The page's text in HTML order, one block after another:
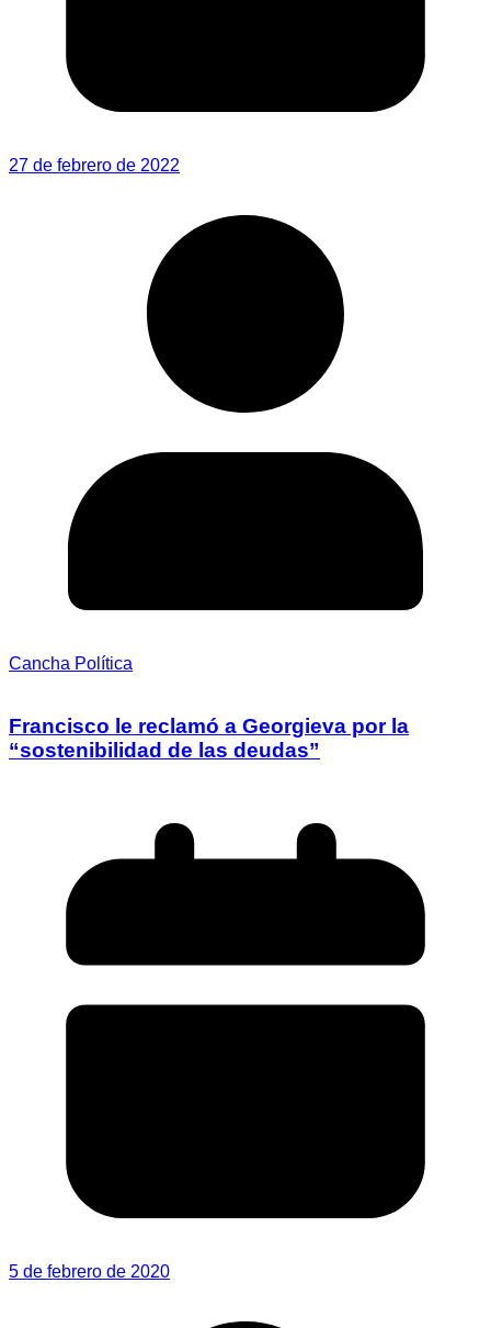
27 de febrero de 2022
Cancha Política
Francisco le reclamó a Georgieva por la
“sostenibilidad de las deudas”
5 de febrero de 2020